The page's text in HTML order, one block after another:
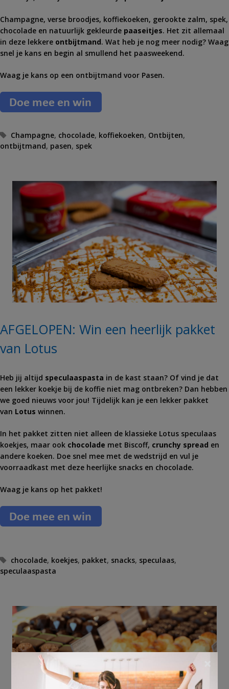
Champagne, verse broodjes, koffiekoeken, gerookte zalm, spek,
chocolade en natuurlijk gekleurde paaseitjes. Het zit allemaal
in deze lekkere ontbijtmand. Wat heb je nog meer nodig? Waag
snel je kans en begin al smullend het paasweekend.
Waag je kans op een ontbijtmand voor Pasen.
T
a
Champagne, chocolade, koffiekoeken, Ontbijten,
ontbijtmand, pasen, spek
AFGELOPEN: Win een heerlijk pakket
van Lotus
Heb jij altijd speculaaspasta in de kast staan? Of vind je dat
een lekker koekje bij de koffie niet mag ontbreken? Dan hebben
we goed nieuws voor jou! Tijdelijk kan je een lekker pakket
van Lotus winnen.
In het pakket zitten niet alleen de klassieke Lotus speculaas
koekjes, maar ook chocolade met Biscoff, crunchy spread en
andere koeken. Doe snel mee met de wedstrijd en vul je
voorraadkast met deze heerlijke snacks en chocolade.
Waag je kans op het pakket!
T
a
chocolade, koekjes, pakket, snacks, speculaas,
speculaaspasta